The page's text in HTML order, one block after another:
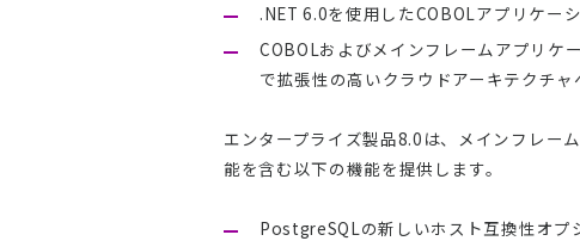
.NET 6.0を使用したCOBOLアプリケー
COBOLおよびメインフレームアプリケ
で拡張性の高いクラウドアーキテクチ
エンタープライズ製品8.0は、メインフレー
能を含む以下の機能を提供します。
PostgreSQLの新しいホスト互換性オプ